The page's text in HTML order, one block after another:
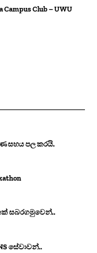
Campus Club – UWU
සහය පල කරයි.
සබරගමුවෙන්..
සේවාවන්..